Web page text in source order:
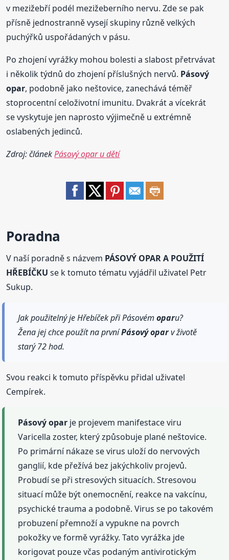
v mezižebří podél mezižeberního nervu. Zde se pak
přísně jednostranně vysejí skupiny různě velkých
puchýřků uspořádaných v pásu.
Po zhojení vyrážky mohou bolesti a slabost přetrvávat
i několik týdnů do zhojení příslušných nervů. Pásový
opar, podobně jako neštovice, zanechává téměř
stoprocentní celoživotní imunitu. Dvakrát a vícekrát
se vyskytuje jen naprosto výjimečně u extrémně
oslabených jedinců.
Zdroj: článekPásový opar u dětí
Poradna
V naší poradně s názvem PÁSOVÝ OPAR A POUŽITÍ
HŘEBÍČKU se k tomuto tématu vyjádřil uživatel Petr
Sukup.
Jak použitelný je Hřebíček při Pásovémoparu?
Žena jej chce použít na prvníPásovýoparv životě
starý 72 hod.
Svou reakci k tomuto příspěvku přidal uživatel
Cempírek.
Pásový opar je projevem manifestace viru
Varicella zoster, který způsobuje plané neštovice.
Po primární nákaze se virus uloží do nervových
ganglií, kde přežívá bez jakýchkoliv projevů.
Probudí se při stresových situacích. Stresovou
situací může být onemocnění, reakce na vakcínu,
psychické trauma a podobně. Virus se po takovém
probuzení přemnoží a vypukne na povrch
pokožky ve formě vyrážky. Tato vyrážka jde
korigovat pouze včas podaným antivirotickým